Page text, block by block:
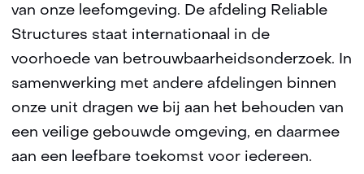
van onze leefomgeving. De afdeling Reliable
Structures staat internationaal in de
voorhoede van betrouwbaarheidsonderzoek. In
samenwerking met andere afdelingen binnen
onze unit dragen we bij aan het behouden van
een veilige gebouwde omgeving, en daarmee
aan een leefbare toekomst voor iedereen.